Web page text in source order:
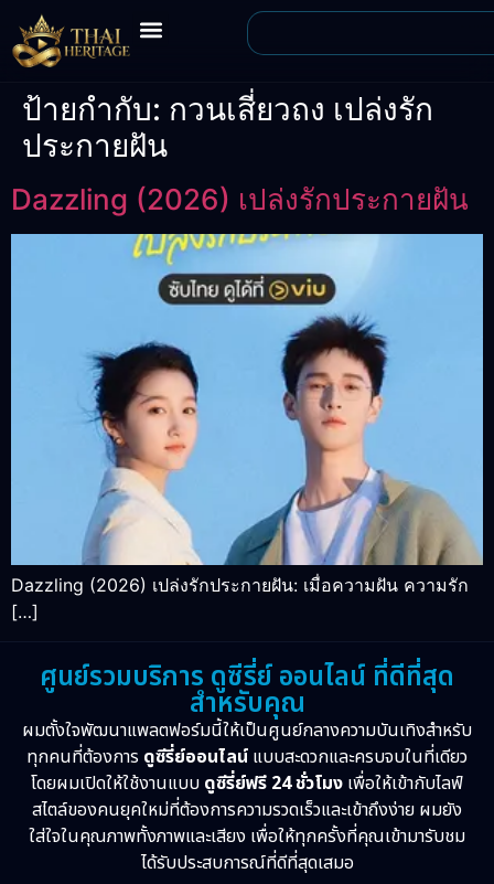
ป้ายกำกับ: กวนเสี่ยวถง เปล่งรัก
ประกายฝัน
Dazzling (2026) เปล่งรักประกายฝัน
Dazzling (2026) เปล่งรักประกายฝัน: เมื่อความฝัน ความรัก
[…]
ศูนย์รวมบริการ ดูซีรี่ย์ ออนไลน์ ที่ดีที่สุด
สำหรับคุณ
ผมตั้งใจพัฒนาแพลตฟอร์มนี้ให้เป็นศูนย์กลางความบันเทิงสำหรับ
ทุกคนที่ต้องการ ดูซีรี่ย์ออนไลน์ แบบสะดวกและครบจบในที่เดียว
โดยผมเปิดให้ใช้งานแบบ ดูซีรี่ย์ฟรี 24 ชั่วโมง เพื่อให้เข้ากับไลฟ์
สไตล์ของคนยุคใหม่ที่ต้องการความรวดเร็วและเข้าถึงง่าย ผมยัง
ใส่ใจในคุณภาพทั้งภาพและเสียง เพื่อให้ทุกครั้งที่คุณเข้ามารับชม
ได้รับประสบการณ์ที่ดีที่สุดเสมอ